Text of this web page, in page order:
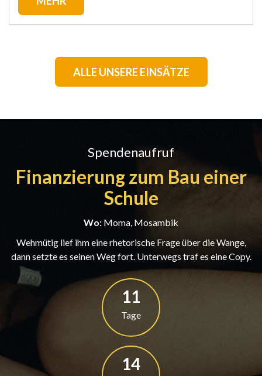
ALLE UNSERE EINSÄTZE
Spendenaufruf
Finanzierung zum Bau einer
Schule
Wo: Moma, Mosambik
Wehmütig lief ihm eine rhetorische Frage über die Wange,
dann setzte es seinen Weg fort. Unterwegs traf es eine Copy.
13
Tage
16